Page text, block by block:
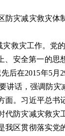
灾减灾救灾体
灾工作。党
安全第一的
在2015年5月
讲话，强调防
。习近平总书
防灾减灾救灾
区贯彻落实